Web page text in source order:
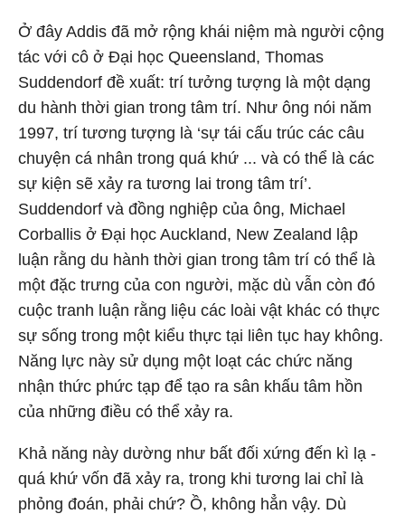
Ở đây Addis đã mở rộng khái niệm mà người cộng
tác với cô ở Đại học Queensland, Thomas
Suddendorf đề xuất: trí tưởng tượng là một dạng
du hành thời gian trong tâm trí. Như ông nói năm
1997, trí tương tượng là ‘sự tái cấu trúc các câu
chuyện cá nhân trong quá khứ ... và có thể là các
sự kiện sẽ xảy ra tương lai trong tâm trí’.
Suddendorf và đồng nghiệp của ông, Michael
Corballis ở Đại học Auckland, New Zealand lập
luận rằng du hành thời gian trong tâm trí có thể là
một đặc trưng của con người, mặc dù vẫn còn đó
cuộc tranh luận rằng liệu các loài vật khác có thực
sự sống trong một kiểu thực tại liên tục hay không.
Năng lực này sử dụng một loạt các chức năng
nhận thức phức tạp để tạo ra sân khấu tâm hồn
của những điều có thể xảy ra.
Khả năng này dường như bất đối xứng đến kì lạ -
quá khứ vốn đã xảy ra, trong khi tương lai chỉ là
phỏng đoán, phải chứ? Ồ, không hẳn vậy. Dù